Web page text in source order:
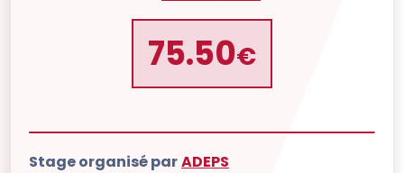
75.50€
Stage organisé parADEPS